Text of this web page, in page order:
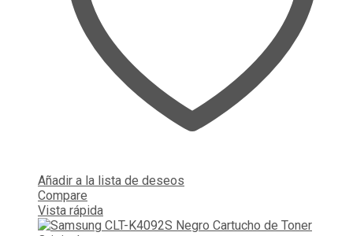
Añadir a la lista de deseos
Compare
Vista rápida